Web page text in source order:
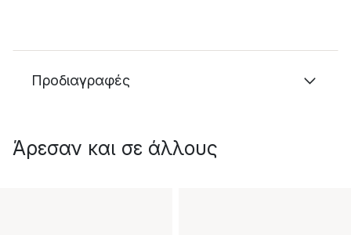
Προδιαγραφές
Άρεσαν και σε άλλους